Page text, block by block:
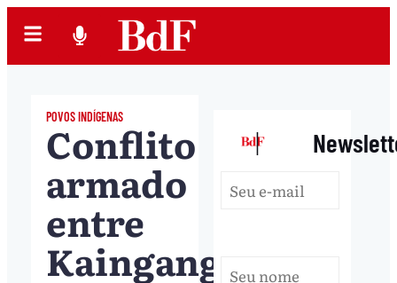
POVOS INDÍGENAS
Conflito
armado
entre
Kaingangs
|